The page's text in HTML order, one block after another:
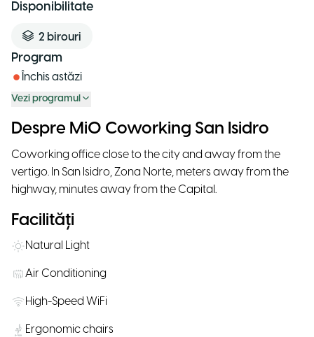
Disponibilitate
2 birouri
Program
Închis astăzi
Vezi programul
Despre MiO Coworking San Isidro
Coworking office close to the city and away from the
vertigo. In San Isidro, Zona Norte, meters away from the
highway, minutes away from the Capital.
Facilități
Natural Light
Air Conditioning
High-Speed WiFi
Ergonomic chairs